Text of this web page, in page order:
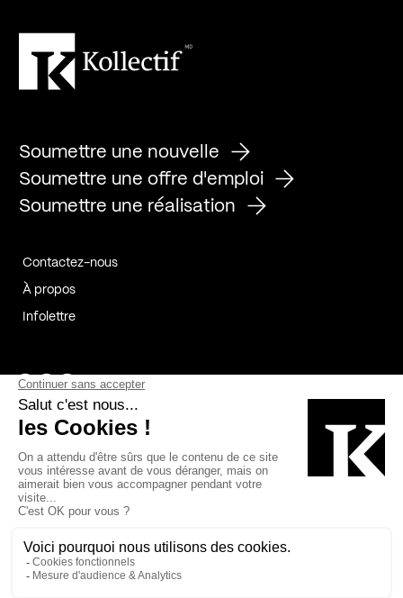
Soumettre une nouvelle
Soumettre une offre d'emploi
Soumettre une réalisation
Contactez-nous
À propos
Infolettre
Page Facebook de Kollectif
Page Instagram de Kollectif
Page Linkedin de Kollectif
Bâtiment-Durable-Québec-1
Esquisses-1
MP-1 v2com-1